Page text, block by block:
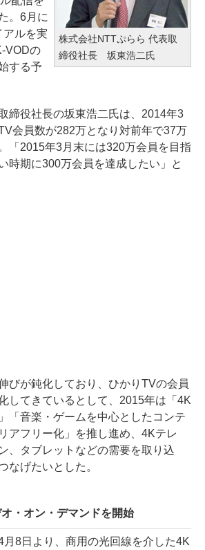
株式会社NTTぷらら 代表取
締役社長 坂東浩二氏
。6月に
アルを実
VODの
する予
締役社長の坂東浩二氏は、2014年3
会員数が282万となり対前年で37万
「2015年3月末には320万会員を目指
時期に300万会員を達成したい」と
びが鈍化しており、ひかりTVの会員
してきているとして、2015年は「4K
「音楽・ゲームを中心としたコンテ
アフリー化」を推し進め、4Kテレ
、タブレットなどの需要を取り込
なげたいとした。
・オン・デマンドを開始
8日より、商用の光回線を介した4K